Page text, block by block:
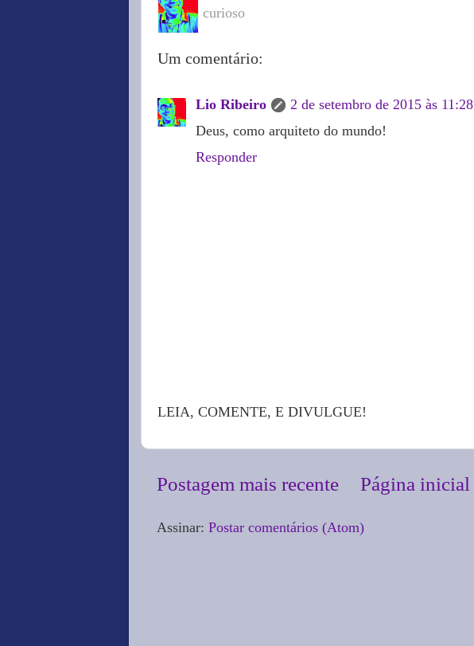
curioso
Um comentário:
Lio Ribeiro
2 de setembro de 2015 às 11:28
Deus, como arquiteto do mundo!
Responder
LEIA, COMENTE, E DIVULGUE!
Postagem mais recente Página inicial
Assinar: Postar comentários (Atom)